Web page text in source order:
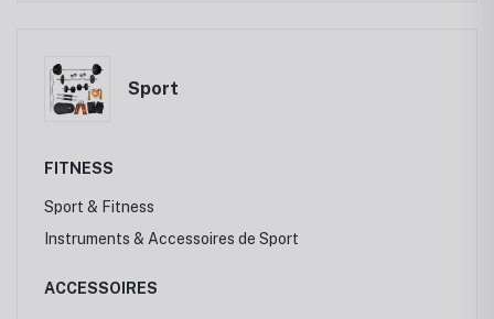
Sport
FITNESS
Sport & Fitness
Instruments & Accessoires de Sport
ACCESSOIRES